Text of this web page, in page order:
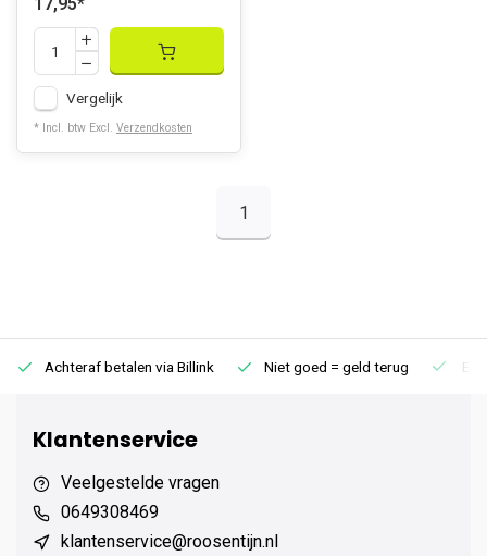
Vergelijk
* Incl. btw Excl. Verzendkosten
1
Achteraf betalen via Billink Niet goed = geld terug
Klantenservice
Veelgestelde vragen
0649308469
klantenservice@roosentijn.nl